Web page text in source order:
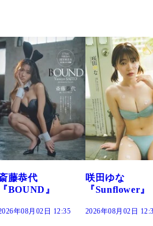
咲田ゆな
『Sunflower』
2026年08月02日 12:30
藤水咲桜『
だまり』
2026年08月02日